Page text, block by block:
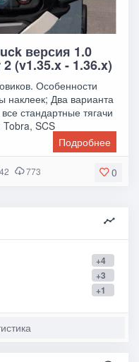
версия 1.0
(v1.35.x - 1.36.x)
Особенности
наклеек; Два варианта
стандартные тягачи
SCS
Подробнее
0
773
+4
+3
+1